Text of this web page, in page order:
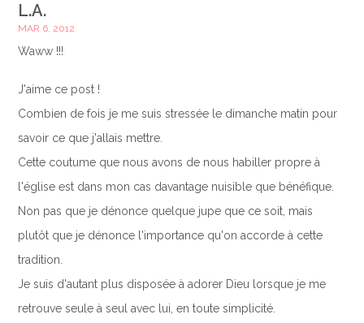
L.A.
MAR 6, 2012
Waww !!!
J'aime ce post !
Combien de fois je me suis stressée le dimanche matin pour
savoir ce que j'allais mettre.
Cette coutume que nous avons de nous habiller propre à
l'église est dans mon cas davantage nuisible que bénéfique.
Non pas que je dénonce quelque jupe que ce soit, mais
plutôt que je dénonce l'importance qu'on accorde à cette
tradition.
Je suis d'autant plus disposée à adorer Dieu lorsque je me
retrouve seule à seul avec lui, en toute simplicité.